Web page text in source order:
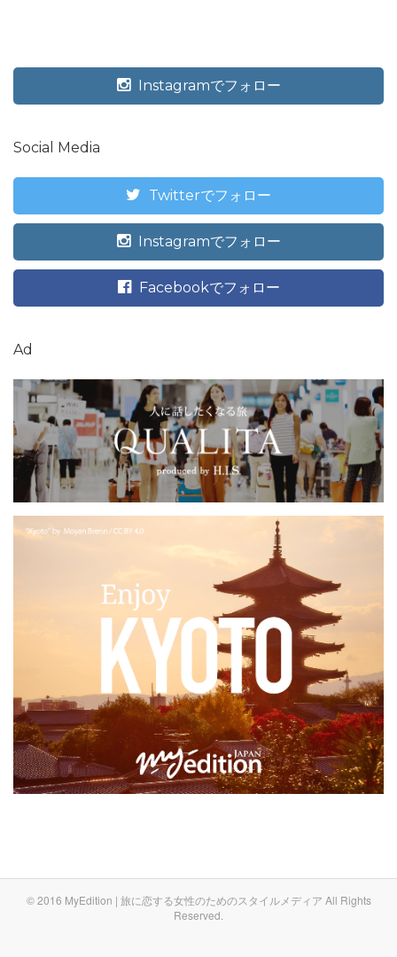
Instagramでフォロー
Social Media
Twitterでフォロー
Instagramでフォロー
Facebookでフォロー
Ad
© 2016 MyEdition | 旅に恋する女性のためのスタイルメディア All Rights
Reserved.